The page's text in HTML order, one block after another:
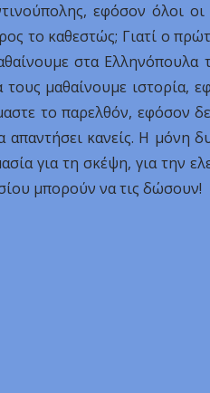
εφόσον όλοι
το καθεστώς; Γιατί ο
στα Ελληνόπουλα
μαθαίνουμε ιστορία,
το παρελθόν, εφόσον
κανείς. Η μόνη
για τη σκέψη, για την
μπορούν να τις δώσουν!